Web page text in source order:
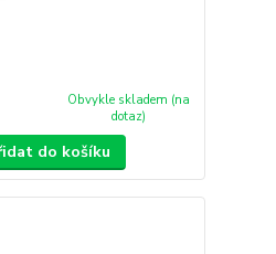
Obvykle skladem (na
dotaz)
do košíku